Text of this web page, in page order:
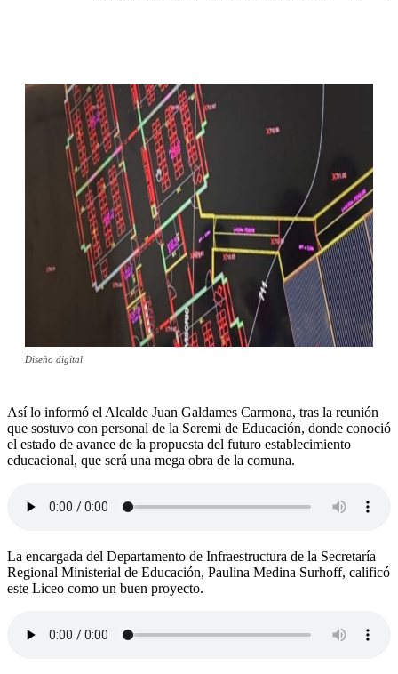
Diseño digital
Así lo informó el Alcalde Juan Galdames Carmona, tras la reunión
que sostuvo con personal de la Seremi de Educación, donde conoció
el estado de avance de la propuesta del futuro establecimiento
educacional, que será una mega obra de la comuna.
La encargada del Departamento de Infraestructura de la Secretaría
Regional Ministerial de Educación, Paulina Medina Surhoff, calificó
este Liceo como un buen proyecto.